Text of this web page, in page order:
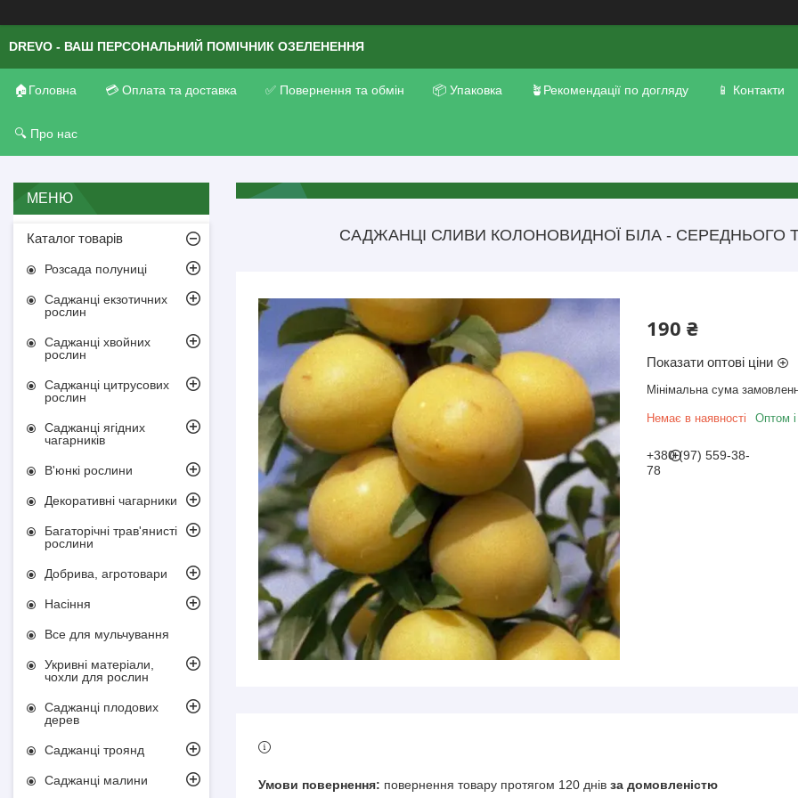
DREVO - ВАШ ПЕРСОНАЛЬНИЙ ПОМІЧНИК ОЗЕЛЕНЕННЯ
🏠Головна 💳 Оплата та доставка ✅ Повернення та обмін 📦 Упаковка 🪴Рекомендації по догляду 📱 Контакти
🔍 Про нас
САДЖАНЦІ СЛИВИ КОЛОНОВИДНОЇ БІЛА - СЕРЕДНЬОГО
190 ₴
Показати оптові ціни
Мінімальна сума
Немає в наявності Оптом і
+380 (97) 559-38-
78
повернення товару протягом 120 днів за домовленістю
Каталог товарів
Розсада полуниці
Саджанці екзотичних
рослин
Саджанці хвойних
рослин
Саджанці цитрусових
рослин
Саджанці ягідних
чагарників
В'юнкі рослини
Декоративні чагарники
Багаторічні трав'янисті
рослини
Добрива, агротовари
Насіння
Все для мульчування
Укривні матеріали,
чохли для рослин
Саджанці плодових
дерев
Саджанці троянд
Саджанці малини